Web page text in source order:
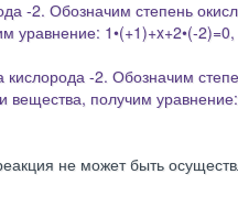
-2. Обозначим степень
уравнение: 1•(+1)+x+2•(-
кислорода -2. Обозначим
вещества, получим
не может быть